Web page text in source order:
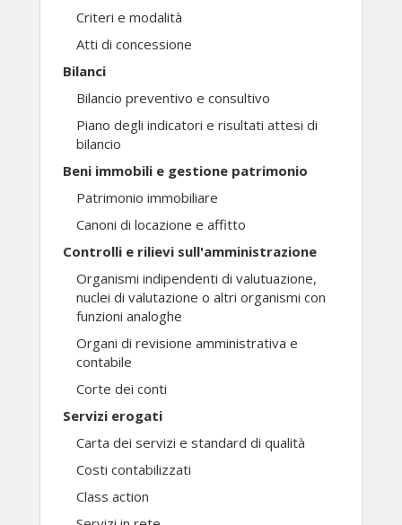
Criteri e modalità
Atti di concessione
Bilanci
Bilancio preventivo e consultivo
Piano degli indicatori e risultati attesi di
bilancio
Beni immobili e gestione patrimonio
Patrimonio immobiliare
Canoni di locazione e affitto
Controlli e rilievi sull'amministrazione
Organismi indipendenti di valutuazione,
nuclei di valutazione o altri organismi con
funzioni analoghe
Organi di revisione amministrativa e
contabile
Corte dei conti
Servizi erogati
Carta dei servizi e standard di qualità
Costi contabilizzati
Class action